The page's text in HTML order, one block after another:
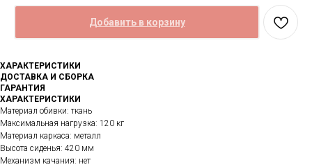
Добавить в корзину
ХАРАКТЕРИСТИКИ
ДОСТАВКА И СБОРКА
ГАРАНТИЯ
ХАРАКТЕРИСТИКИ
Материал обивки: ткань
Максимальная нагрузка: 120 кг
Материал каркаса: металл
Высота сиденья: 420 мм
Механизм качания: нет